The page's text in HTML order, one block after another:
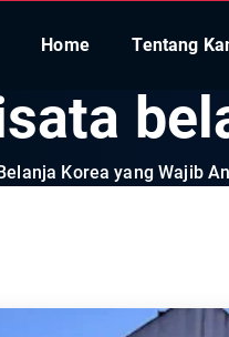
Home Tentang
Korea yang Wajib